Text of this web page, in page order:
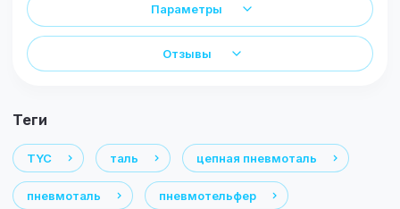
Параметры
Отзывы
теги
TYC таль цепная пневмоталь
пневмоталь пневмотельфер